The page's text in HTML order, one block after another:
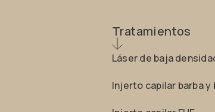
Tratamientos
Láser de baja
Injerto capilar barba y